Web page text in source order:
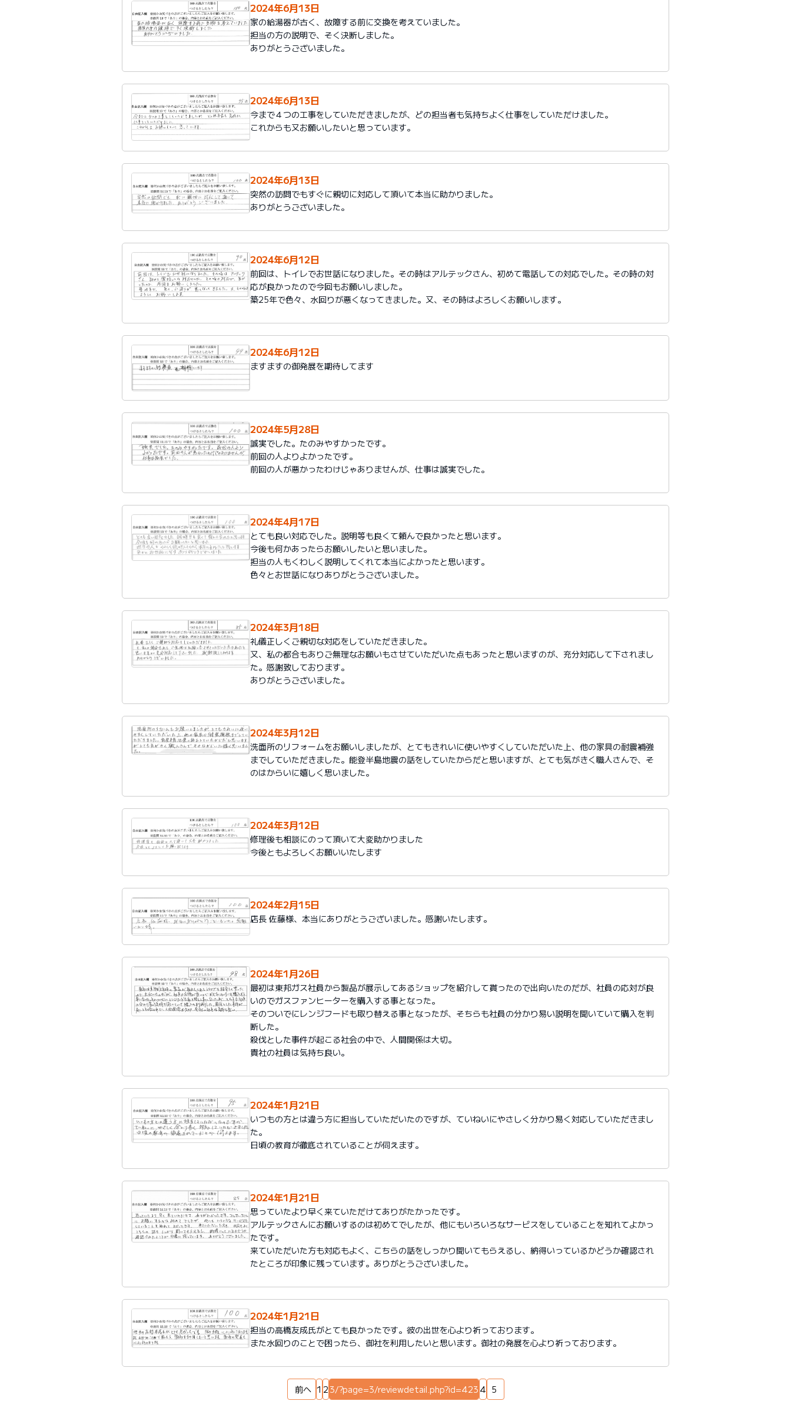
2024年6月13日
家の給湯器が古く、故障する前に交換を考えていました。
担当の方の説明で、そく決断しました。
ありがとうございました。
2024年6月13日
今まで４つの工事をしていただきましたが、どの担当者も気持ちよく仕事をしていただけました。
これからも又お願いしたいと思っています。
2024年6月13日
突然の訪問でもすぐに親切に対応して頂いて本当に助かりました。
ありがとうございました。
2024年6月12日
前回は、トイレでお世話になりました。その時はアルテックさん、初めて電話しての対応でした。その時の対
応が良かったので今回もお願いしました。
築25年で色々、水回りが悪くなってきました。又、その時はよろしくお願いします。
2024年6月12日
ますますの御発展を期待してます
2024年5月28日
誠実でした。たのみやすかったです。
前回の人よりよかったです。
前回の人が悪かったわけじゃありませんが、仕事は誠実でした。
2024年4月17日
とても良い対応でした。説明等も良くて頼んで良かったと思います。
今後も何かあったらお願いしたいと思いました。
担当の人もくわしく説明してくれて本当によかったと思います。
色々とお世話になりありがとうございました。
2024年3月18日
礼儀正しくご親切な対応をしていただきました。
又、私の都合もありご無理なお願いもさせていただいた点もあったと思いますのが、充分対応して下されまし
た。感謝致しております。
ありがとうございました。
2024年3月12日
洗面所のリフォームをお願いしましたが、とてもきれいに使いやすくしていただいた上、他の家具の耐震補強
までしていただきました。能登半島地震の話をしていたからだと思いますが、とても気がきく職人さんで、そ
のはからいに嬉しく思いました。
2024年3月12日
修理後も相談にのって頂いて大変助かりました
今後ともよろしくお願いいたします
2024年2月15日
店長 佐藤様、本当にありがとうございました。感謝いたします。
2024年1月26日
最初は東邦ガス社員から製品が展示してあるショップを紹介して貰ったので出向いたのだが、社員の応対が良
いのでガスファンヒーターを購入する事となった。
そのついでにレンジフードも取り替える事となったが、そちらも社員の分かり易い説明を聞いていて購入を判
断した。
殺伐とした事件が起こる社会の中で、人間関係は大切。
貴社の社員は気持ち良い。
2024年1月21日
いつもの方とは違う方に担当していただいたのですが、ていねいにやさしく分かり易く対応していただきまし
た。
日頃の教育が徹底されていることが伺えます。
2024年1月21日
思っていたより早く来ていただけてありがたかったです。
アルテックさんにお願いするのは初めてでしたが、他にもいろいろなサービスをしていることを知れてよかっ
たです。
来ていただいた方も対応もよく、こちらの話をしっかり聞いてもらえるし、納得いっているかどうか確認され
たところが印象に残っています。ありがとうございました。
2024年1月21日
担当の高橋友成氏がとても良かったです。彼の出世を心より祈っております。
また水回りのことで困ったら、御社を利用したいと思います。御社の発展を心より祈っております。
前へ 1 2 3/?page=3/reviewdetail.php?id=423 4 5